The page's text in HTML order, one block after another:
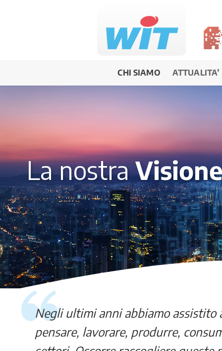
CHI SIAMO ATTUALITA’
La nostraV
Negli ultimi anni abbiamo
pensare, lavorare, produrre,